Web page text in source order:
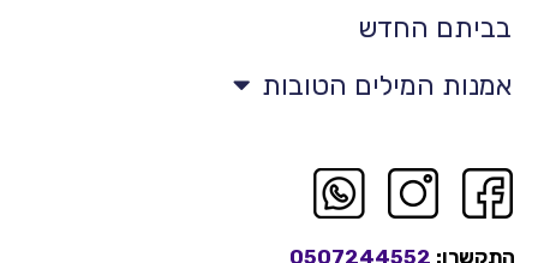
בביתם החדש
אמנות המילים הטובות
התקשרו: 0507244552